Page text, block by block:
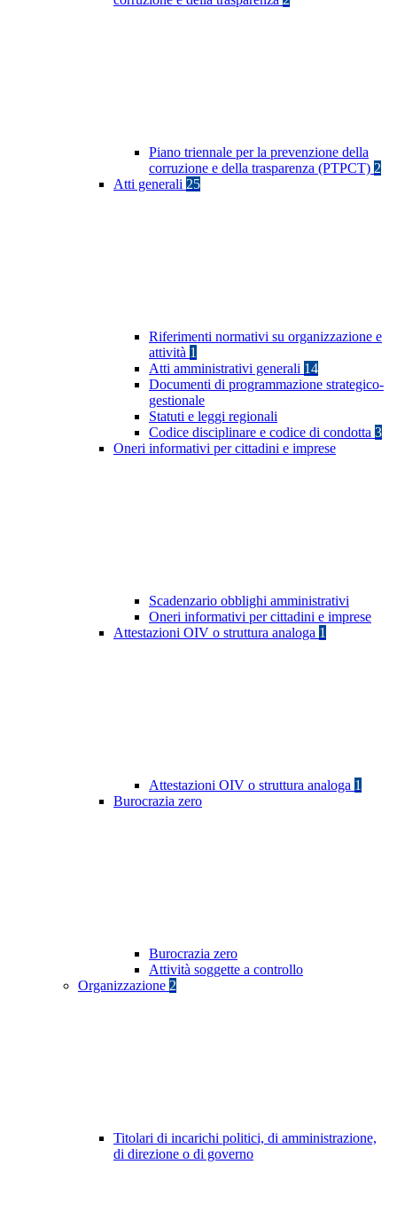
Piano triennale per la prevenzione della
corruzione e della trasparenza (PTPCT) 2
Atti generali 25
Riferimenti normativi su organizzazione e
attività 1
Atti amministrativi generali 14
Documenti di programmazione strategico-
gestionale
Statuti e leggi regionali
Codice disciplinare e codice di condotta 3
Oneri informativi per cittadini e imprese
Scadenzario obblighi amministrativi
Oneri informativi per cittadini e imprese
Attestazioni OIV o struttura analoga 1
Attestazioni OIV o struttura analoga 1
Burocrazia zero
Burocrazia zero
Attività soggette a controllo
Organizzazione 2
Titolari di incarichi politici, di amministrazione,
di direzione o di governo